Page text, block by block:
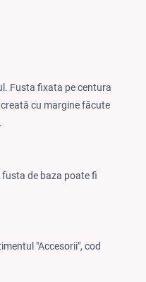
Fusta fixata pe centura
cu margine făcute
de baza poate fi
"Accesorii", cod